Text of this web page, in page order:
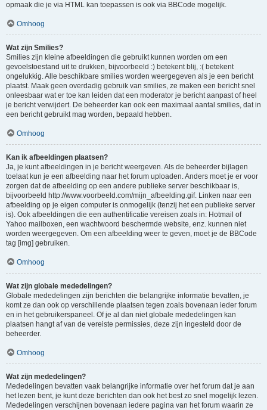
opmaak die je via HTML kan toepassen is ook via BBCode mogelijk.
Omhoog
Wat zijn Smilies?
Smilies zijn kleine afbeeldingen die gebruikt kunnen worden om een
gevoelstoestand uit te drukken, bijvoorbeeld :) betekent blij, :( betekent
ongelukkig. Alle beschikbare smilies worden weergegeven als je een bericht
plaatst. Maak geen overdadig gebruik van smilies, ze maken een bericht snel
onleesbaar wat er toe kan leiden dat een moderator je bericht aanpast of heel
je bericht verwijdert. De beheerder kan ook een maximaal aantal smilies, dat in
een bericht gebruikt mag worden, bepaald hebben.
Omhoog
Kan ik afbeeldingen plaatsen?
Ja, je kunt afbeeldingen in je bericht weergeven. Als de beheerder bijlagen
toelaat kun je een afbeelding naar het forum uploaden. Anders moet je er voor
zorgen dat de afbeelding op een andere publieke server beschikbaar is,
bijvoorbeeld http://www.voorbeeld.com/mijn_afbeelding.gif. Linken naar een
afbeelding op je eigen computer is onmogelijk (tenzij het een publieke server
is). Ook afbeeldingen die een authentificatie vereisen zoals in: Hotmail of
Yahoo mailboxen, een wachtwoord beschermde website, enz. kunnen niet
worden weergegeven. Om een afbeelding weer te geven, moet je de BBCode
tag [img] gebruiken.
Omhoog
Wat zijn globale mededelingen?
Globale mededelingen zijn berichten die belangrijke informatie bevatten, je
komt ze dan ook op verschillende plaatsen tegen zoals bovenaan ieder forum
en in het gebruikerspaneel. Of je al dan niet globale mededelingen kan
plaatsen hangt af van de vereiste permissies, deze zijn ingesteld door de
beheerder.
Omhoog
Wat zijn mededelingen?
Mededelingen bevatten vaak belangrijke informatie over het forum dat je aan
het lezen bent, je kunt deze berichten dan ook het best zo snel mogelijk lezen.
Mededelingen verschijnen bovenaan iedere pagina van het forum waarin ze